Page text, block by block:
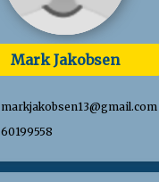
Mark Jakobsen
markjakobsen13@gmail.com
60199558